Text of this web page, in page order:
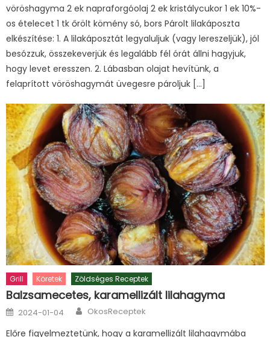
vöröshagyma 2 ek napraforgóolaj 2 ek kristálycukor 1 ek 10%-
os ételecet 1 tk őrölt kömény só, bors Párolt lilakáposzta
elkészítése: 1. A lilakáposztát legyaluljuk (vagy lereszeljük), jól
besózzuk, összekeverjük és legalább fél órát állni hagyjuk,
hogy levet eresszen. 2. Lábasban olajat hevítünk, a
felaprított vöröshagymát üvegesre pároljuk […]
Grill Köretek Zöldséges Receptek
Balzsamecetes, karamellizált lilahagyma
Posted
on
2024-01-04 Author
OkosReceptek
Előre figyelmeztetünk, hogy a karamellizált lilahagymába